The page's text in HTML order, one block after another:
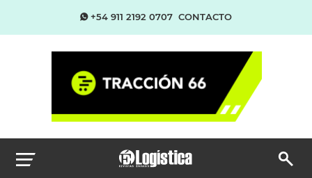
+54 911 2192 0707 CONTACTO